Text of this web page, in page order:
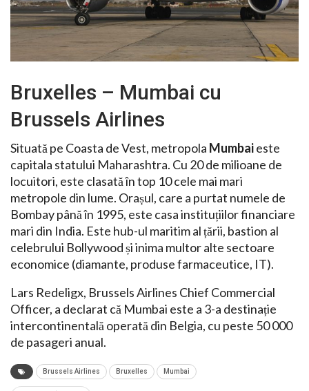
Bruxelles – Mumbai cu
Brussels Airlines
Situată pe Coasta de Vest, metropola Mumbaieste
capitala statului Maharashtra. Cu 20 de milioane de
locuitori, este clasată în top 10 cele mai mari
metropole din lume. Orașul, care a purtat numele de
Bombay până în 1995, este casa instituțiilor financiare
mari din India. Este hub-ul maritim al țării, bastion al
celebrului Bollywood și inima multor alte sectoare
economice (diamante, produse farmaceutice, IT).
Lars Redeligx, Brussels Airlines Chief Commercial
Officer, a declarat că Mumbai este a 3-a destinație
intercontinentală operată din Belgia, cu peste 50 000
de pasageri anual.
Brussels Airlines Bruxelles Mumbai